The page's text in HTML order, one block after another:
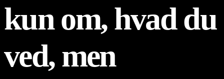
kun om, hvad du
ved, men